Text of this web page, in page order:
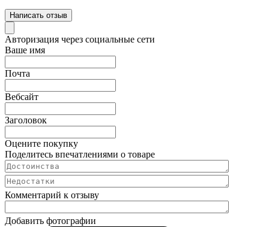
Написать отзыв
Авторизация через социальные сети
Ваше имя
Почта
Вебсайт
Заголовок
Оцените покупку
Поделитесь впечатлениями о товаре
Комментарий к отзыву
Добавить фотографии